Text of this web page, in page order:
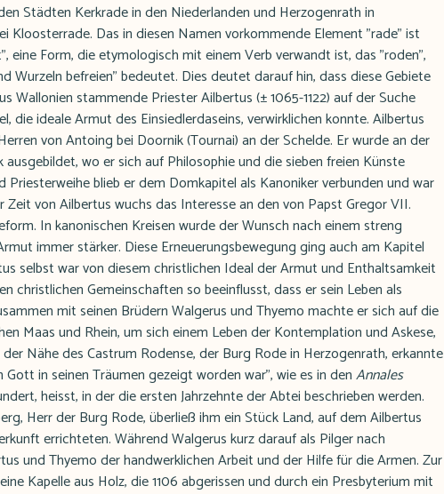
Städten Kerkrade in den Niederlanden und Herzogenrath in
Kloosterrade. Das in diesen Namen vorkommende Element "rade" ist
eine Form, die etymologisch mit einem Verb verwandt ist, das "roden",
Wurzeln befreien" bedeutet. Dies deutet darauf hin, dass diese Gebiete
Wallonien stammende Priester Ailbertus (± 1065-1122) auf der Suche
die ideale Armut des Einsiedlerdaseins, verwirklichen konnte. Ailbertus
von Antoing bei Doornik (Tournai) an der Schelde. Er wurde an der
wo er sich auf Philosophie und die sieben freien Künste
Priesterweihe blieb er dem Domkapitel als Kanoniker verbunden und war
von Ailbertus wuchs das Interesse an den von Papst Gregor VII.
In kanonischen Kreisen wurde der Wunsch nach einem streng
immer stärker. Diese Erneuerungsbewegung ging auch am Kapitel
selbst war von diesem christlichen Ideal der Armut und Enthaltsamkeit
christlichen Gemeinschaften so beeinflusst, dass er sein Leben als
mit seinen Brüdern Walgerus und Thyemo machte er sich auf die
Maas und Rhein, um sich einem Leben der Kontemplation und Askese,
Nähe des Castrum Rodense, der Burg Rode in Herzogenrath, erkannte
in seinen Träumen gezeigt worden war", wie es in denAnnales
heisst, in der die ersten Jahrzehnte der Abtei beschrieben werden.
Herr der Burg Rode, überließ ihm ein Stück Land, auf dem Ailbertus
errichteten. Während Walgerus kurz darauf als Pilger nach
und Thyemo der handwerklichen Arbeit und der Hilfe für die Armen. Zur
Kapelle aus Holz, die 1106 abgerissen und durch ein Presbyterium mit